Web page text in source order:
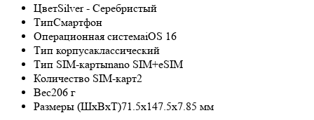
ЦветSilver - Серебристый
ТипСмартфон
Операционная системаiOS 16
Тип корпусаклассический
Тип SIM-картыnano SIM+eSIM
Количество SIM-карт2
Вес206 г
Размеры (ШxВxТ)71.5x147.5x7.85 мм